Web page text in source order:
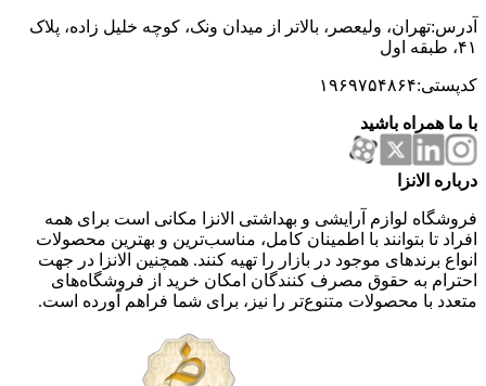
آدرس:تهران، ولیعصر، بالاتر از میدان ونک، کوچه خلیل زاده، پلاک
۴۱، طبقه اول
کدپستی:۱۹۶۹۷۵۴۸۶۴
با ما همراه باشید
درباره الانزا
فروشگاه لوازم آرایشی و بهداشتی الانزا مکانی است برای همه
افراد تا بتوانند با اطمینان کامل، مناسب‌ترین و بهترین محصولات
انواع برندهای موجود در بازار را تهیه کنند. همچنین الانزا در جهت
احترام به حقوق مصرف کنندگان امکان خرید از فروشگاه‌های
متعدد با محصولات متنوع‌تر را نیز، برای شما فراهم آورده است.